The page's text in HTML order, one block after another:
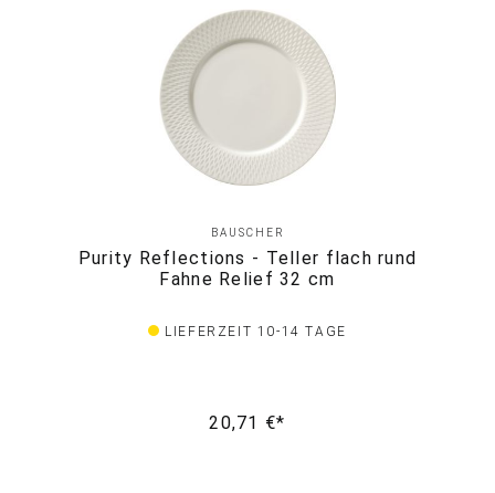
BAUSCHER
Purity Reflections - Teller flach rund
Fahne Relief 32 cm
LIEFERZEIT 10-14 TAGE
20,71 €*